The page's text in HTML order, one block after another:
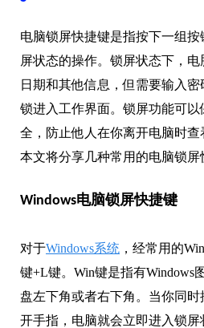
电脑锁屏快捷键是指按下一组
屏状态的操作。锁屏状态下，电
日期和其他信息，但需要输入
锁进入工作界面。锁屏功能可
全，防止他人在你离开电脑时查
本文将分享几种常用的电脑锁屏
Windows电脑锁屏快捷键
对于Windows系统 ，经常用的
键+L键。Win键是指有Windows
盘左下角或者右下角。当你同
开手指，电脑就会立即进入锁屏